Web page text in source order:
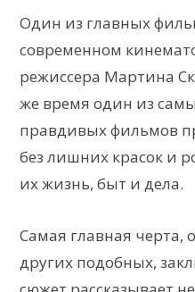
Один из главных
современном
режиссера Мартина
же время один из
правдивых фильмов
без лишних красок и
их жизнь, быт и дела.
Самая главная черта,
других подобных,